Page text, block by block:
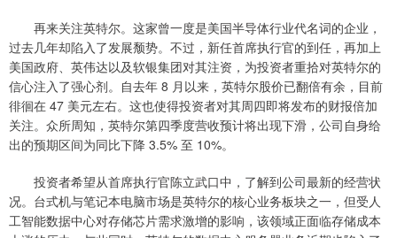
再来关注英特尔。这家曾一度是美国半导体行业代名词的企业，
过去几年却陷入了发展颓势。不过，新任首席执行官的到任，再加上
美国政府、英伟达以及软银集团对其注资，为投资者重拾对英特尔的
信心注入了强心剂。自去年 8 月以来，英特尔股价已翻倍有余，目前
徘徊在 47 美元左右。这也使得投资者对其周四即将发布的财报倍加
关注。众所周知，英特尔第四季度营收预计将出现下滑，公司自身给
出的预期区间为同比下降 3.5% 至 10%。
投资者希望从首席执行官陈立武口中，了解到公司最新的经营状
况。台式机与笔记本电脑市场是英特尔的核心业务板块之一，但受人
工智能数据中心对存储芯片需求激增的影响，该领域正面临存储成本